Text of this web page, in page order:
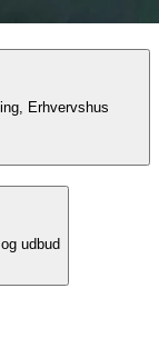
Erhvervshus
udbud